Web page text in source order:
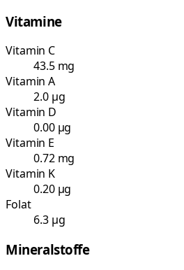
Vitamine
Vitamin C
43.5 mg
Vitamin A
2.0 µg
Vitamin D
0.00 µg
Vitamin E
0.72 mg
Vitamin K
0.20 µg
Folat
6.3 µg
Mineralstoffe